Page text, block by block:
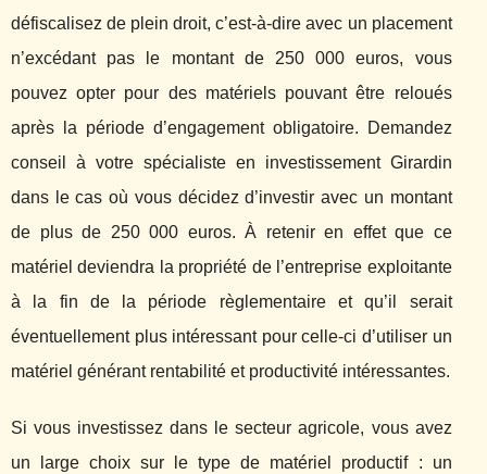
défiscalisez de plein droit, c’est-à-dire avec un placement
n’excédant pas le montant de 250 000 euros, vous
pouvez opter pour des matériels pouvant être reloués
après la période d’engagement obligatoire. Demandez
conseil à votre spécialiste en investissement Girardin
dans le cas où vous décidez d’investir avec un montant
de plus de 250 000 euros. À retenir en effet que ce
matériel deviendra la propriété de l’entreprise exploitante
à la fin de la période règlementaire et qu’il serait
éventuellement plus intéressant pour celle-ci d’utiliser un
matériel générant rentabilité et productivité intéressantes.
Si vous investissez dans le secteur agricole, vous avez
un large choix sur le type de matériel productif : un